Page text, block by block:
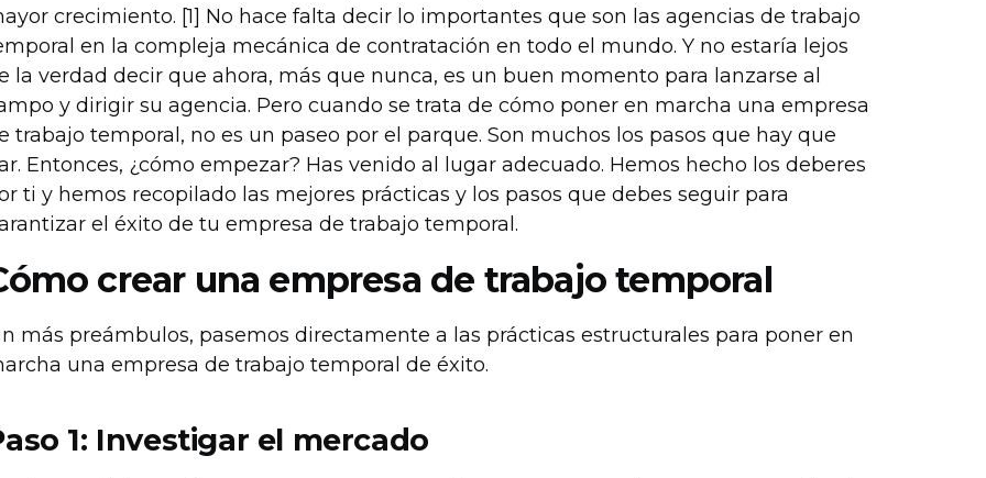
crecimiento. [1] No hace falta decir lo importantes que son las agencias de trabajo
en la compleja mecánica de contratación en todo el mundo. Y no estaría lejos
la verdad decir que ahora, más que nunca, es un buen momento para lanzarse al
y dirigir su agencia. Pero cuando se trata de cómo poner en marcha una empresa
trabajo temporal, no es un paseo por el parque. Son muchos los pasos que hay que
Entonces, ¿cómo empezar? Has venido al lugar adecuado. Hemos hecho los deberes
ti y hemos recopilado las mejores prácticas y los pasos que debes seguir para
el éxito de tu empresa de trabajo temporal.
crear una empresa de trabajo temporal
más preámbulos, pasemos directamente a las prácticas estructurales para poner en
una empresa de trabajo temporal de éxito.
1: Investigar el mercado